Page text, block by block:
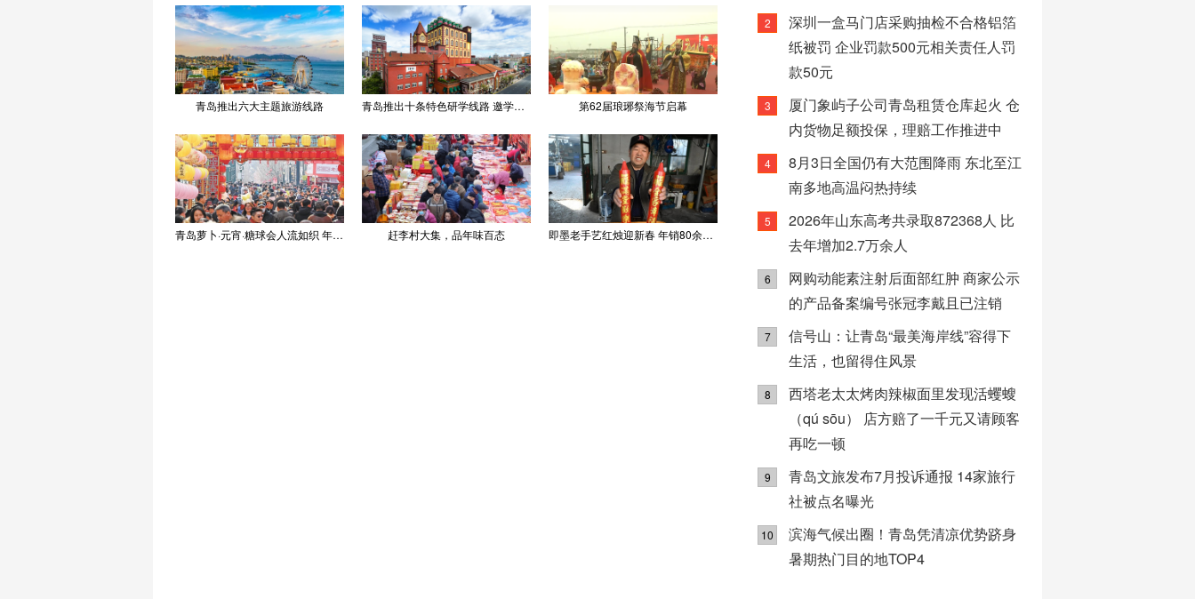
青岛推出六大主题旅游线路 青岛推出十条特色研学线路 邀学子逐梦深蓝探知山海 第62届琅琊祭海节启幕
青岛萝卜·元宵·糖球会人流如织 年味浓郁 赶李村大集，品年味百态 即墨老手艺红烛迎新春 年销80余吨供不应求
2
深圳一盒马门店采购抽检不合格铝箔
纸被罚 企业罚款500元相关责任人罚
款50元
3
厦门象屿子公司青岛租赁仓库起火 仓
内货物足额投保，理赔工作推进中
4
8月3日全国仍有大范围降雨 东北至江
南多地高温闷热持续
5
2026年山东高考共录取872368人 比
去年增加2.7万余人
6
网购动能素注射后面部红肿 商家公示
的产品备案编号张冠李戴且已注销
7
信号山：让青岛“最美海岸线”容得下
生活，也留得住风景
8
西塔老太太烤肉辣椒面里发现活蠼螋
（qú sōu） 店方赔了一千元又请顾客
再吃一顿
9
青岛文旅发布7月投诉通报 14家旅行
社被点名曝光
10
滨海气候出圈！青岛凭清凉优势跻身
暑期热门目的地TOP4